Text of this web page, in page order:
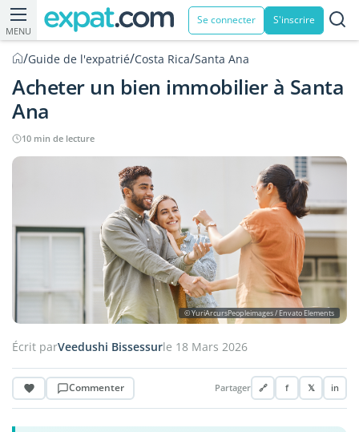
MENU
Se connecter S'inscrire
/Guide de l'expatrié/Costa Rica/Santa Ana
Acheter un bien immobilier à Santa
Ana
10 min de lecture
© YuriArcursPeopleimages / Envato Elements
Écrit parVeedushi Bissessurle 18 Mars 2026
Commenter Partager 🔗 f 𝕏 in